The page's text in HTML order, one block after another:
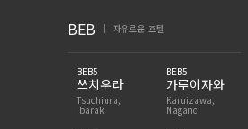
BEB 자유로운 호텔
BEB5
쓰치우라
Tsuchiura,
Ibaraki
BEB5
가루이자와
Karuizawa,
Nagano